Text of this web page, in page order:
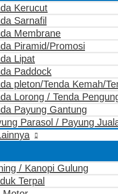
Kerucut
Sarnafil
Membrane
Piramid/Promosi
Lipat
Paddock
pleton/Tenda Kemah/
Lorong / Tenda
Payung Gantung
Parasol / Payung
/ Kanopi Gulung
Terpal